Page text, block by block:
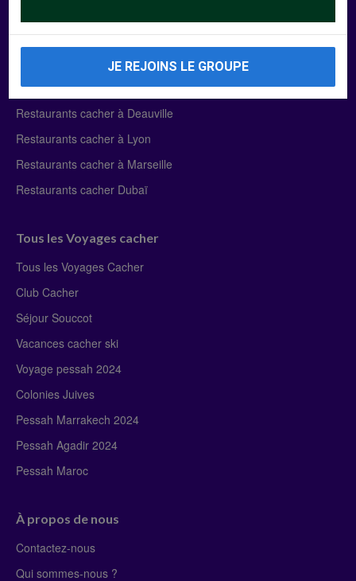
Manger Cacher
Liste des restaurants cacher
Restaurants cacher à Paris
Restaurants cacher à Deauville
Restaurants cacher à Lyon
Restaurants cacher à Marseille
Restaurants cacher Dubaï
Tous les Voyages cacher
Tous les Voyages Cacher
Club Cacher
Séjour Souccot
Vacances cacher ski
Voyage pessah 2024
Colonies Juives
Pessah Marrakech 2024
Pessah Agadir 2024
Pessah Maroc
À propos de nous
Contactez-nous
Qui sommes-nous ?
JE REJOINS LE GROUPE